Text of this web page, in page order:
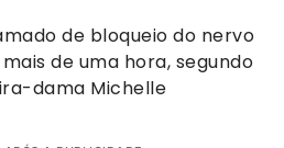
de bloqueio do nervo
de uma hora, segundo
dama Michelle